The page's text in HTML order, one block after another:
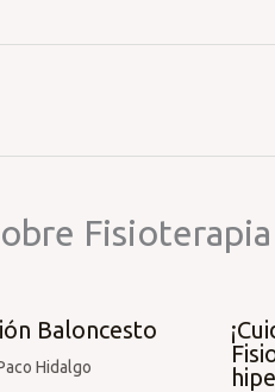
Fisioterapia
Baloncesto
Hidalgo